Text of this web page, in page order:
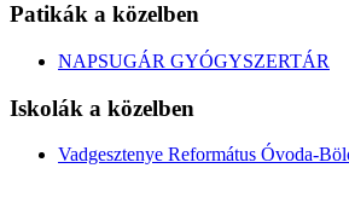
Patikák a közelben
NAPSUGÁR GYÓGYSZERTÁR
Iskolák a közelben
Vadgesztenye Református Óvoda-